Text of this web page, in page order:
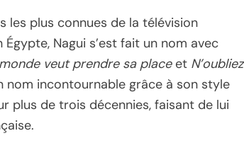
les plus connues de la télévision
Égypte, Nagui s’est fait un nom avec
veut prendre sa placeet N’oubliez
nom incontournable grâce à son style
plus de trois décennies, faisant de lui